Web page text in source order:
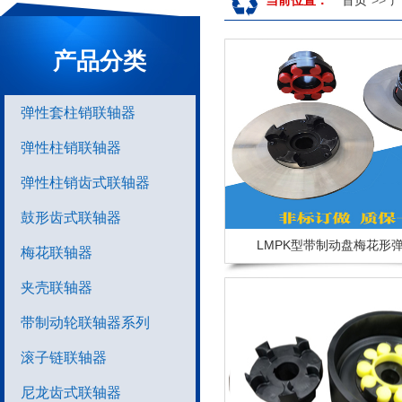
产品分类
弹性套柱销联轴器
弹性柱销联轴器
弹性柱销齿式联轴器
鼓形齿式联轴器
梅花联轴器
夹壳联轴器
带制动轮联轴器系列
滚子链联轴器
尼龙齿式联轴器
LMPK型带制动盘梅花形